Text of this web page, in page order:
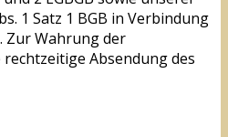
1 Satz 1 BGB in Verbindung
Zur Wahrung der
Absendung des